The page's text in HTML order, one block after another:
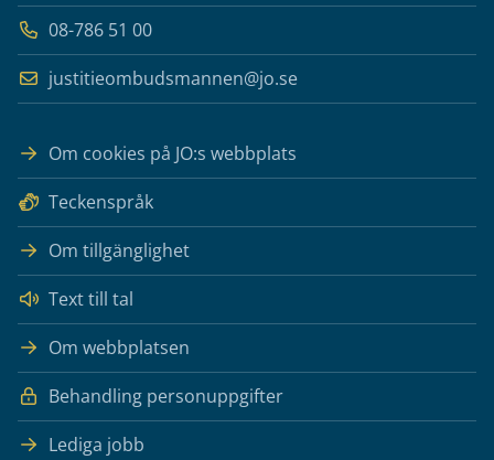
08-786 51 00
justitieombudsmannen@jo.se
Om cookies på JO:s webbplats
Teckenspråk
Om tillgänglighet
Text till tal
Om webbplatsen
Behandling personuppgifter
Lediga jobb